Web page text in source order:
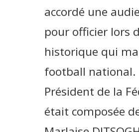
accordé une
pour officier lors
historique qui
football national.
Président de la
était composée